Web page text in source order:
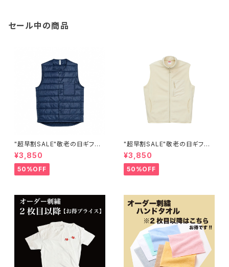
セール中の商品
"超早割SALE"敬老の日ギフト
【キルトベスト】オーダー ワンポ
イント刺繍
¥3,850
50%OFF
"超早割SALE"敬老の日ギフト
【マイクロフリース フルジップ
ベスト（一重） オーダー ワンポ
イント刺繍
¥3,850
50%OFF